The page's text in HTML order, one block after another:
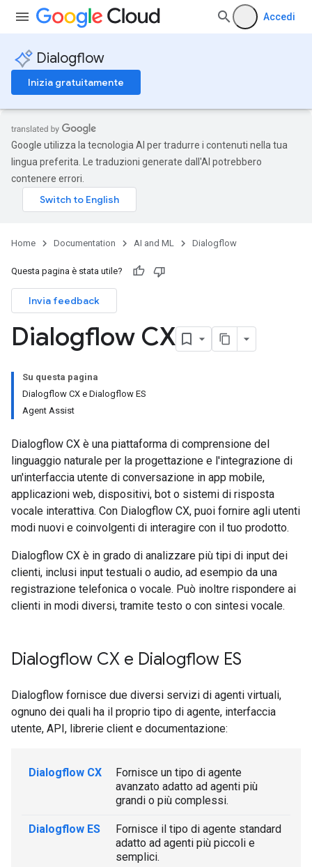
Accedi
Dialogflow
Inizia gratuitamente
Google utilizza la tecnologia AI per tradurre i contenuti nella tua
lingua preferita. Le traduzioni generate dall'AI potrebbero
contenere errori.
Home Documentation AI and ML Dialogflow
Questa pagina è stata utile?
Invia feedback
Dialogflow CX
Su questa pagina
Dialogflow CX e Dialogflow ES
Agent Assist
Dialogflow CX è una piattaforma di comprensione del
linguaggio naturale per la progettazione e l'integrazione di
un'interfaccia utente di conversazione in app mobile,
applicazioni web, dispositivi, bot o sistemi di risposta
vocale interattiva. Con Dialogflow CX, puoi fornire agli utenti
modi nuovi e coinvolgenti di interagire con il tuo prodotto.
Dialogflow CX è in grado di analizzare più tipi di input dei
clienti, inclusi input testuali o audio, ad esempio da una
registrazione telefonica o vocale. Può inoltre rispondere ai
clienti in modi diversi, tramite testo o con sintesi vocale.
Dialogflow CX e Dialogflow ES
Dialogflow fornisce due diversi servizi di agenti virtuali,
ognuno dei quali ha il proprio tipo di agente, interfaccia
utente, API, librerie client e documentazione:
Dialogflow CX
Fornisce un tipo di agente
avanzato adatto ad agenti più
grandi o più complessi.
Dialogflow ES
Fornisce il tipo di agente standard
adatto ad agenti più piccoli e
semplici.